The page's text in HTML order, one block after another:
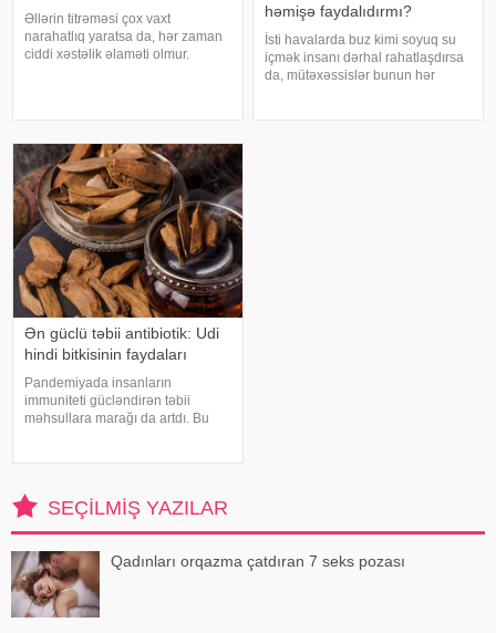
Əllərin titrəməsi çox vaxt
narahatlıq yaratsa da, hər zaman
ciddi xəstəlik əlaməti olmur.
qalxa bilər. Fransız mətbuatın
həmişə faydalıdırmı?
İsti havalarda buz kimi soyuq su
içmək insanı dərhal rahatlaşdırsa
da, mütəxəssislər bunun hər
Ən güclü təbii antibiotik: Udi
hindi bitkisinin faydaları
Pandemiyada insanların
immuniteti gücləndirən təbii
məhsullara marağı da artdı. Bu
ə
SEÇILMIŞ YAZILAR
Qadınları orqazma çatdıran 7 seks pozası